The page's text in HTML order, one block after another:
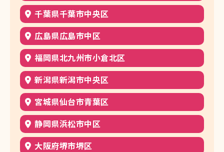
千葉県千葉市中央区
広島県広島市中区
福岡県北九州市小倉北区
新潟県新潟市中央区
宮城県仙台市青葉区
静岡県浜松市中区
大阪府堺市堺区